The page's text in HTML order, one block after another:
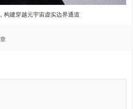
构建穿越元宇宙虚实边界通道